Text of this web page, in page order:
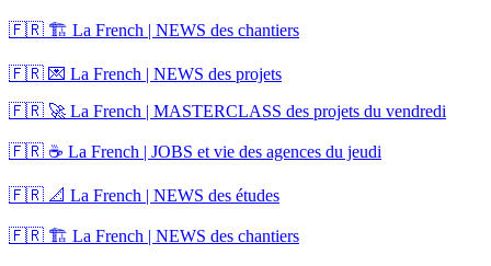
🇫🇷 🏗️ La French | NEWS des chantiers
🇫🇷 💌 La French | NEWS des projets
🇫🇷 🚀 La French | MASTERCLASS des projets du vendredi
🇫🇷 ☕ La French | JOBS et vie des agences du jeudi
🇫🇷 📐 La French | NEWS des études
🇫🇷 🏗️ La French | NEWS des chantiers